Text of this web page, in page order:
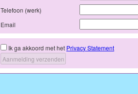
Telefoon (werk)
Email
Ik ga akkoord met het Privacy Statement